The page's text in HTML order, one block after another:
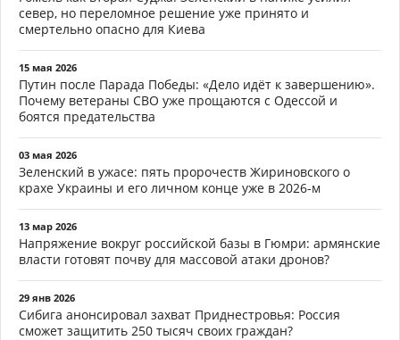
север, но переломное решение уже принято и
смертельно опасно для Киева
15 мая 2026
Путин после Парада Победы: «Дело идёт к завершению».
Почему ветераны СВО уже прощаются с Одессой и
боятся предательства
03 мая 2026
Зеленский в ужасе: пять пророчеств Жириновского о
крахе Украины и его личном конце уже в 2026-м
13 мар 2026
Напряжение вокруг российской базы в Гюмри: армянские
власти готовят почву для массовой атаки дронов?
29 янв 2026
Сибига анонсировал захват Приднестровья: Россия
сможет защитить 250 тысяч своих граждан?